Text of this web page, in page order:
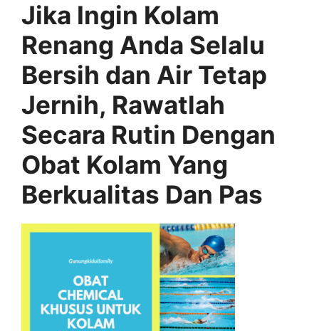
Jika Ingin Kolam
Renang Anda Selalu
Bersih dan Air Tetap
Jernih, Rawatlah
Secara Rutin Dengan
Obat Kolam Yang
Berkualitas Dan Pas